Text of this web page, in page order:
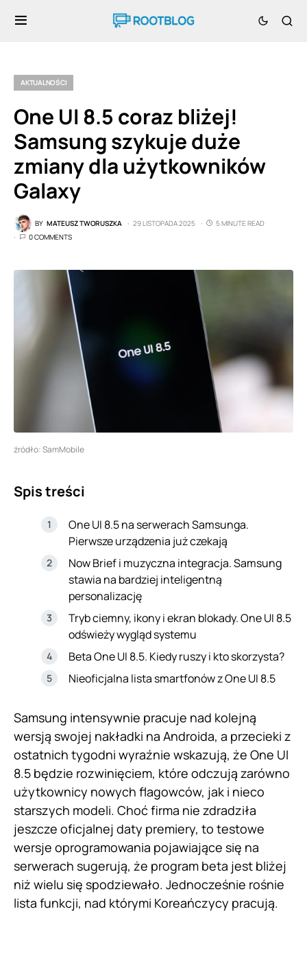
AKTUALNOŚCI
One UI 8.5 coraz bliżej!
Samsung szykuje duże
zmiany dla użytkowników
Galaxy
BY MATEUSZ TWORUSZKA 29 LISTOPADA 2025
5 MINUTE READ
0 COMMENTS
źródło: SamMobile
Spis treści
One UI 8.5 na serwerach Samsunga.
Pierwsze urządzenia już czekają
Now Brief i muzyczna integracja. Samsung
stawia na bardziej inteligentną
personalizację
Tryb ciemny, ikony i ekran blokady. One UI 8.5
odświeży wygląd systemu
Beta One UI 8.5. Kiedy ruszy i kto skorzysta?
Nieoficjalna lista smartfonów z One UI 8.5
Samsung intensywnie pracuje nad kolejną
wersją swojej nakładki na Androida, a przecieki z
ostatnich tygodni wyraźnie wskazują, że One UI
8.5 będzie rozwinięciem, które odczują zarówno
użytkownicy nowych flagowców, jak i nieco
starszych modeli. Choć firma nie zdradziła
jeszcze oficjalnej daty premiery, to testowe
wersje oprogramowania pojawiające się na
serwerach sugerują, że program beta jest bliżej
niż wielu się spodziewało. Jednocześnie rośnie
lista funkcji, nad którymi Koreańczycy pracują.